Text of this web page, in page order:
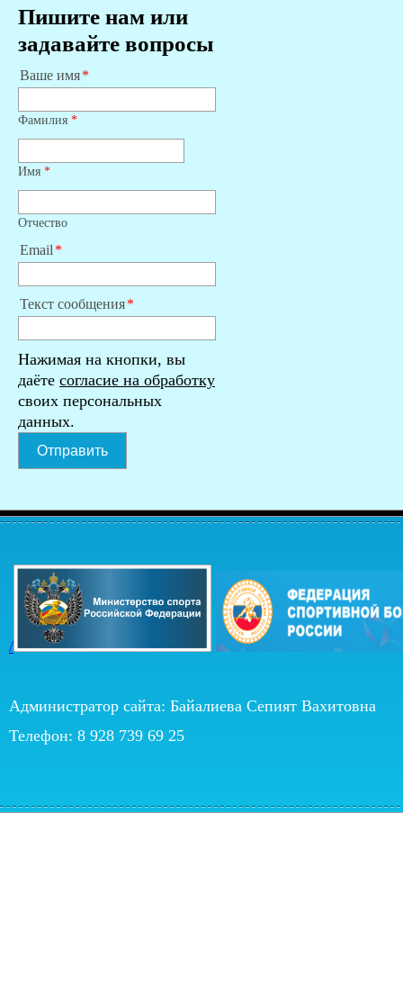
Пишите нам или
задавайте вопросы
Ваше имя
Фамилия *
Имя *
Отчество
Email
Текст сообщения
Нажимая на кнопки, вы
даёте согласие на обработку
своих персональных
данных.
Отправить
/
Администратор сайта: Байалиева Сепият Вахитовна
Телефон: 8 928 739 69 25